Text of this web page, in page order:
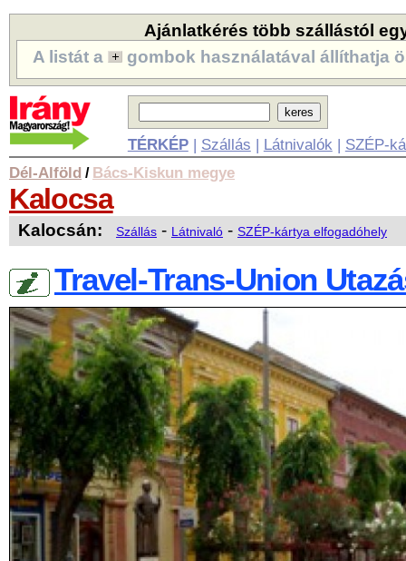
Ajánlatkérés több szállástól
A listát a
gombok használatával állíthatja
TÉRKÉP| Szállás | Látnivalók | SZÉP-
Dél-Alföld / Bács-Kiskun megye
Kalocsa
Kalocsán: Szállás - Látnivaló - SZÉP-kártya elfogadóhely
Travel-Trans-Union